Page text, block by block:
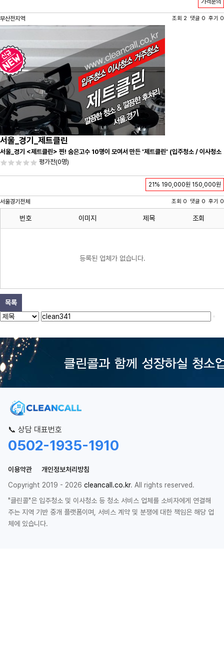
가격문의
부산전지역 조회 2 댓글 0 후기 0
서울_경기_제트클린
서울_경기 <제트클린> 찐! 숨은고수 10명이 모여서 만든 '제트클린' (입주청소 / 이사청소
/ 줄눈시공) 항상 꼼꼼하게 친절하게 응대하겠습니다^-^
평가전(0명)
21% 190,000원 150,000원
서울경기전체 조회 0 댓글 0 후기 0
번호 이미지 제목 조회
등록된 업체가 없습니다.
목록
📞 상담 대표번호
0502-1935-1910
이용약관
개인정보처리방침
Copyright 2019 - 2026 cleancall.co.kr. All rights reserved.
"클린콜"은 입주청소 및 이사청소 등 청소 서비스 업체를 소비자에게 연결해
주는 지역 기반 중개 플랫폼이며, 서비스 계약 및 분쟁에 대한 책임은 해당 업
체에 있습니다.